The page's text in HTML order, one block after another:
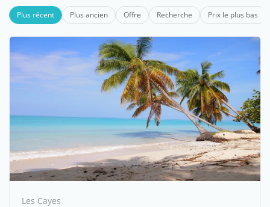
Plus récent Plus ancien Offre Recherche Prix le plus bas
Les Cayes